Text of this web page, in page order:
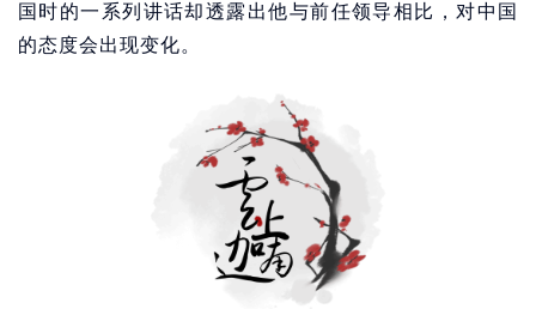
国时的一系列讲话却透露出他与前任领导相比，对中国
的态度会出现变化。